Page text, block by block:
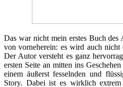
Das war nicht mein erstes Buch
von vorneherein: es wird auch nicht
Der Autor versteht es ganz
ersten Seite an mitten ins
einem äußerst fesselnden und
Story. Dabei ist es wirklich